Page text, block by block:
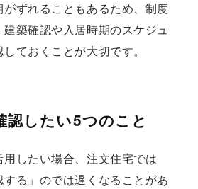
ずれることもあるため、制度
築確認や入居時期のスケジュ
ておくことが大切です。
認したい5つのこと
したい場合、注文住宅では
する」のでは遅くなることがあ